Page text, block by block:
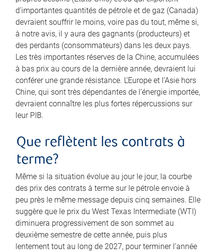
d’importantes quantités de pétrole et de gaz (Canada)
devraient souffrir le moins, voire pas du tout, même si,
à notre avis, il y aura des gagnants (producteurs) et
des perdants (consommateurs) dans les deux pays.
Les très importantes réserves de la Chine, accumulées
à bas prix au cours de la dernière année, devraient lui
conférer une grande résistance. L’Europe et l’Asie hors
Chine, qui sont très dépendantes de l’énergie importée,
devraient connaître les plus fortes répercussions sur
leur PIB.
Que reflètent les contrats à
terme?
Même si la situation évolue au jour le jour, la courbe
des prix des contrats à terme sur le pétrole envoie à
peu près le même message depuis cinq semaines. Elle
suggère que le prix du West Texas Intermediate (WTI)
diminuera progressivement de son sommet au
deuxième semestre de cette année, puis plus
lentement tout au long de 2027, pour terminer l’année